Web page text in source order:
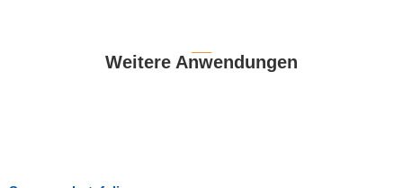
Weitere Anwendungen